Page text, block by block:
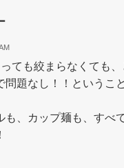
ても絞まらなくても、
問題なし！！というこ
も、カップ麺も、すべ